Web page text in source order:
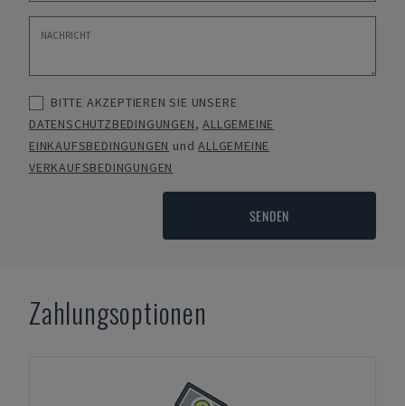
BITTE AKZEPTIEREN SIE UNSERE
DATENSCHUTZBEDINGUNGEN,ALLGEMEINE
EINKAUFSBEDINGUNGEN undALLGEMEINE
VERKAUFSBEDINGUNGEN
SENDEN
Zahlungsoptionen